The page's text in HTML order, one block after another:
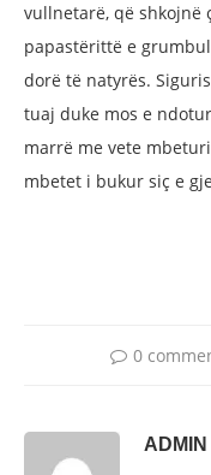
vullnetarë, që shkojnë
papastërittë e
dorë të natyrës.
tuaj duke mos e
marrë me vete
mbetet i bukur siç e
0
ADMIN